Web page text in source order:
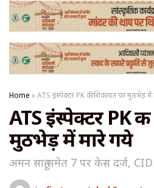
Home »ATS इंस्पेक्टर PK की शिकायत पर मुठभेड़ में
ATS इंस्पेक्टर PK
मुठभेड़ में मारे गये
अमन साहू समेत 7 पर केस दर्ज,